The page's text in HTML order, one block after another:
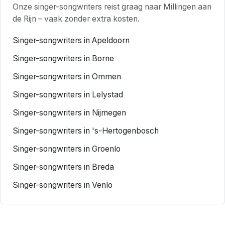
Onze singer-songwriters reist graag naar Millingen aan
de Rijn – vaak zonder extra kosten.
Singer-songwriters in Apeldoorn
Singer-songwriters in Borne
Singer-songwriters in Ommen
Singer-songwriters in Lelystad
Singer-songwriters in Nijmegen
Singer-songwriters in 's-Hertogenbosch
Singer-songwriters in Groenlo
Singer-songwriters in Breda
Singer-songwriters in Venlo